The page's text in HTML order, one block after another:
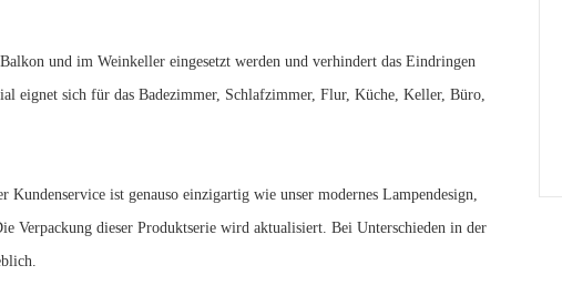
und im Weinkeller eingesetzt werden und verhindert das Eindringen
eignet sich für das Badezimmer, Schlafzimmer, Flur, Küche, Keller, Büro,
ist genauso einzigartig wie unser modernes Lampendesign,
Verpackung dieser Produktserie wird aktualisiert. Bei Unterschieden in der